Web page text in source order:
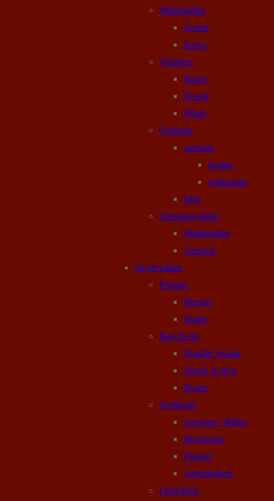
Middelalder
Sværd
Knive
Vikinger
Knive
Sværd
Økser
Orienten
samurai
katana
wakizashi
kina
Træningsvåben
Middelalder
Samurai
Skydevåben
Pistoler
Beretta
Ruger
Revolvere
Double Action
Single Action
Ruger
Sortkrudt
Geværer / Rifler
Revolvere
Pistoler
Ammunition
Luftvåben